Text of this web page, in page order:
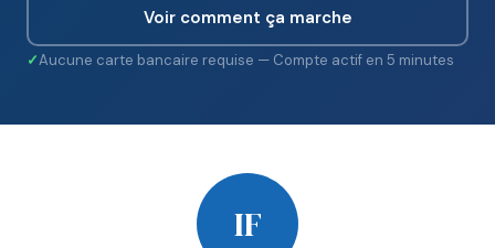
Voir comment ça marche
Aucune carte bancaire requise — Compte actif en 5 minutes
IF